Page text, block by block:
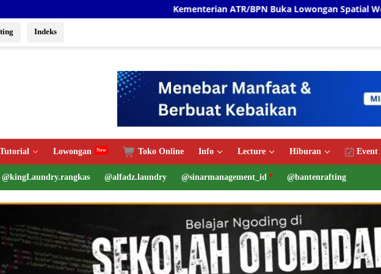
Kementerian ATR/BPN Buka Lowongan Spatial Web Programmer
Indeks
Tutorial Lowongan Toko Online Info Lecture Hiburan Event
@kingLaundry.rangkas @alfadz.laundry @sinarmanagement_id @bantenrafting